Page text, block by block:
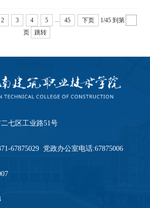
2 3 4 5 ... 45 下页 1/45 到第
页
跳转
七区工业路51号
67875029 党政办公室电话:67875006